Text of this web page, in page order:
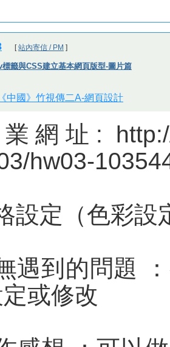
[站內寄信 / PM ]
籤與CSS建立基本網頁版型-圖片篇
中國》竹視傳二A-網頁設計
網址: http://
hw03-
設定（色彩設
遇到的問題
或修改